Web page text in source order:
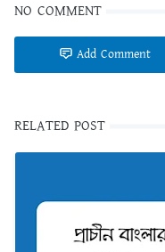
NO COMMENT
Add Comment
RELATED POST